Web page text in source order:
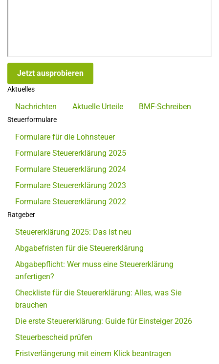
Jetzt ausprobieren
Aktuelles
Nachrichten Aktuelle Urteile BMF-Schreiben
Steuerformulare
Formulare für die Lohnsteuer
Formulare Steuererklärung 2025
Formulare Steuererklärung 2024
Formulare Steuererklärung 2023
Formulare Steuererklärung 2022
Ratgeber
Steuererklärung 2025: Das ist neu
Abgabefristen für die Steuererklärung
Abgabepflicht: Wer muss eine Steuererklärung
anfertigen?
Checkliste für die Steuererklärung: Alles, was Sie
brauchen
Die erste Steuererklärung: Guide für Einsteiger 2026
Steuerbescheid prüfen
Fristverlängerung mit einem Klick beantragen